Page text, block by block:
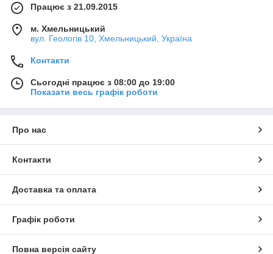
Працює з 21.09.2015
м. Хмельницький
вул. Геологів 10, Хмельницький, Україна
Контакти
Сьогодні працює з 08:00 до 19:00
Показати весь графік роботи
Про нас
Контакти
Доставка та оплата
Графік роботи
Повна версія сайту